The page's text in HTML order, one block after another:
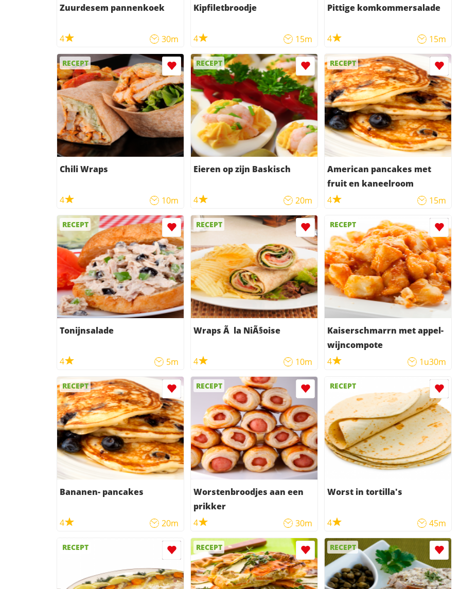
Zuurdesem pannenkoek
4 30m
Kipfiletbroodje
4 15m
Pittige komkommersalade
4 15m
RECEPT
Chili Wraps
4 10m
RECEPT
Eieren op zijn Baskisch
4 20m
RECEPT
American pancakes met
fruit en kaneelroom
4
15m
RECEPT
Tonijnsalade
4 5m
RECEPT
Wraps Ã la NiÃ§oise
4 10m
RECEPT
Kaiserschmarrn met appel-
wijncompote
4
1u30m
RECEPT
Bananen- pancakes
4 20m
RECEPT
Worstenbroodjes aan een
prikker
4
30m
RECEPT
Worst in tortilla's
4 45m
RECEPT RECEPT RECEPT